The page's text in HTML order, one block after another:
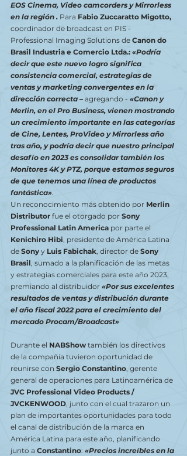
EOS Cinema, Video camcorders y Mirrorless
en la región . Para Fabio Zuccaratto Migotto,
coordinador de broadcast en PIS -
Professional Imaging Solutions de Canon do
Brasil Industria e Comercio Ltda.: «Podría
decir que este nuevo logro significa
consistencia comercial, estrategias de
ventas y marketing convergentes en la
dirección correcta – agregando - «Canon y
Merlin, en el Pro Business, vienen mostrando
un crecimiento importante en las categorías
de Cine, Lentes, ProVideo y Mirrorless año
tras año, y podría decir que nuestro principal
desafío en 2023 es consolidar también los
Monitores 4K y PTZ, porque estamos seguros
de que tenemos una línea de productos
fantástica».
Un reconocimiento más obtenido por Merlin
Distributor fue el otorgado por Sony
Professional Latin America por parte el
Kenichiro Hibi, presidente de América Latina
de Sony y Luis Fabichak, director de Sony
Brasil, sumado a la planificación de las metas
y estrategias comerciales para este año 2023,
premiando al distribuidor «Por sus excelentes
resultados de ventas y distribución durante
el año fiscal 2022 para el crecimiento del
mercado Procam/Broadcast»
Durante el NABShow también los directivos
de la compañía tuvieron oportunidad de
reunirse con Sergio Constantino, gerente
general de operaciones para Latinoamérica de
JVC Professional Video Products /
JVCKENWOOD, junto con el cual trazaron un
plan de importantes oportunidades para todo
el canal de distribución de la marca en
América Latina para este año, planificando
junto a Constantino: «Precios increíbles en la